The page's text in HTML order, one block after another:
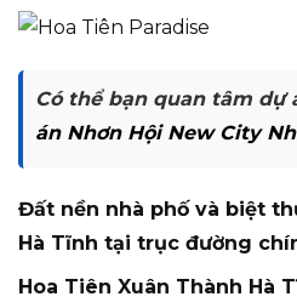
Có thể bạn quan tâm dự
án Nhơn Hội New City
Đất nền nhà phố và biệt
Hà Tĩnh tại trục đường
Hoa Tiên Xuân Thành Hà